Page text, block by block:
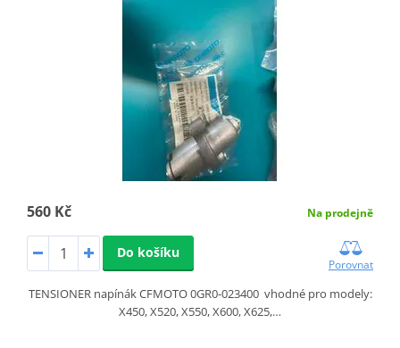
560 Kč Na prodejně
Do košíku
Porovnat
TENSIONER napínák CFMOTO 0GR0-023400 vhodné pro modely:
X450, X520, X550, X600, X625,…